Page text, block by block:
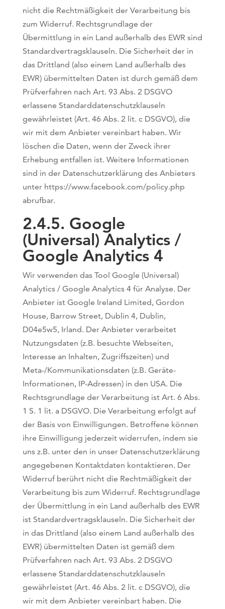
nicht die Rechtmäßigkeit der Verarbeitung bis
zum Widerruf. Rechtsgrundlage der
Übermittlung in ein Land außerhalb des EWR sind
Standardvertragsklauseln. Die Sicherheit der in
das Drittland (also einem Land außerhalb des
EWR) übermittelten Daten ist durch gemäß dem
Prüfverfahren nach Art. 93 Abs. 2 DSGVO
erlassene Standarddatenschutzklauseln
gewährleistet (Art. 46 Abs. 2 lit. c DSGVO), die
wir mit dem Anbieter vereinbart haben. Wir
löschen die Daten, wenn der Zweck ihrer
Erhebung entfallen ist. Weitere Informationen
sind in der Datenschutzerklärung des Anbieters
unter https://www.facebook.com/policy.php
abrufbar.
2.4.5. ​Google
(Universal) Analytics​ /
Google Analytics 4
Wir verwenden das Tool Google (Universal)
Analytics / Google Analytics 4 für Analyse. Der
Anbieter ist Google Ireland Limited, Gordon
House, Barrow Street, Dublin 4, Dublin,
D04e5w5, Irland. Der Anbieter verarbeitet
Nutzungsdaten (z.B. besuchte Webseiten,
Interesse an Inhalten, Zugriffszeiten) und
Meta-/Kommunikationsdaten (z.B. Geräte-
Informationen, IP-Adressen) in den USA. Die
Rechtsgrundlage der Verarbeitung ist Art. 6 Abs.
1 S. 1 lit. a DSGVO. Die Verarbeitung erfolgt auf
der Basis von Einwilligungen. Betroffene können
ihre Einwilligung jederzeit widerrufen, indem sie
uns z.B. unter den in unser Datenschutzerklärung
angegebenen Kontaktdaten kontaktieren. Der
Widerruf berührt nicht die Rechtmäßigkeit der
Verarbeitung bis zum Widerruf. Rechtsgrundlage
der Übermittlung in ein Land außerhalb des EWR
ist Standardvertragsklauseln. Die Sicherheit der
in das Drittland (also einem Land außerhalb des
EWR) übermittelten Daten ist gemäß dem
Prüfverfahren nach Art. 93 Abs. 2 DSGVO
erlassene Standarddatenschutzklauseln
gewährleistet (Art. 46 Abs. 2 lit. c DSGVO), die
wir mit dem Anbieter vereinbart haben. Die